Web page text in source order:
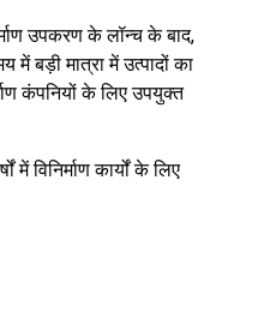
उपकरण के लॉन्च के बाद,
बड़ी मात्रा में उत्पादों का
कंपनियों के लिए उपयुक्त
विनिर्माण कार्यों के लिए